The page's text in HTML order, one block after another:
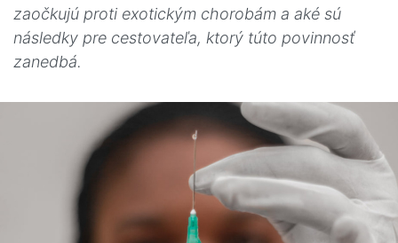
zaočkujú proti exotickým chorobám a aké sú
následky pre cestovateľa, ktorý túto povinnosť
zanedbá.